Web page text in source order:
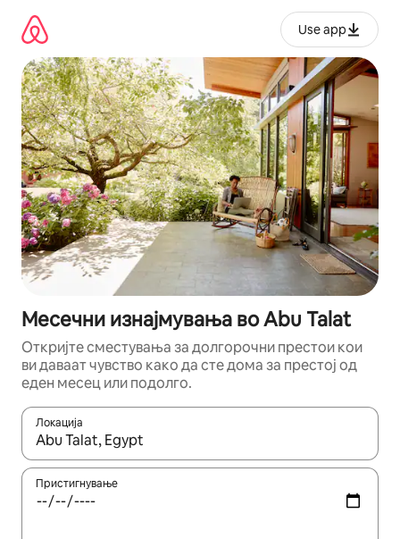
содржина
Use app
Месечни изнајмувања во Abu Talat
Откријте сместувања за долгорочни престои кои
ви даваат чувство како да сте дома за престој од
еден месец или подолго.
Локација
Кога резултатите се достапни, движете се со копчињата
Пристигнување